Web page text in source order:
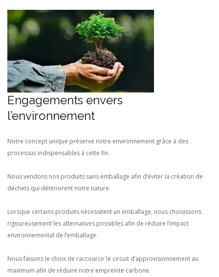
Engagements envers
l’environnement
Notre concept unique préserve notre environnement grâce à des
processus indispensables à cette fin.
Nous vendons nos produits sans emballage afin d’éviter la création de
déchets qui détériorent notre nature.
Lorsque certains produits nécessitent un emballage, nous choisissons
rigoureusement les alternatives possibles afin de réduire l’impact
environnemental de l’emballage.
Nous faisons le choix de raccourcir le circuit d’approvisionnement au
maximum afin de réduire notre empreinte carbone.